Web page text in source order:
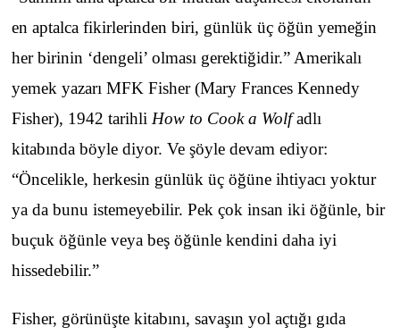
en aptalca fikirlerinden biri, günlük üç öğün yemeğin
her birinin ‘dengeli’ olması gerektiğidir.” Amerikalı
yemek yazarı MFK Fisher (Mary Frances Kennedy
Fisher), 1942 tarihli How to Cook a Wolfadlı
kitabında böyle diyor. Ve şöyle devam ediyor:
“Öncelikle, herkesin günlük üç öğüne ihtiyacı yoktur
ya da bunu istemeyebilir. Pek çok insan iki öğünle, bir
buçuk öğünle veya beş öğünle kendini daha iyi
hissedebilir.”
Fisher, görünüşte kitabını, savaşın yol açtığı gıda